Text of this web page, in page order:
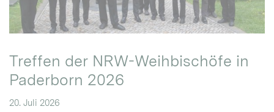
Treffen der NRW-Weihbischöfe in
Paderborn 2026
20. Juli 2026